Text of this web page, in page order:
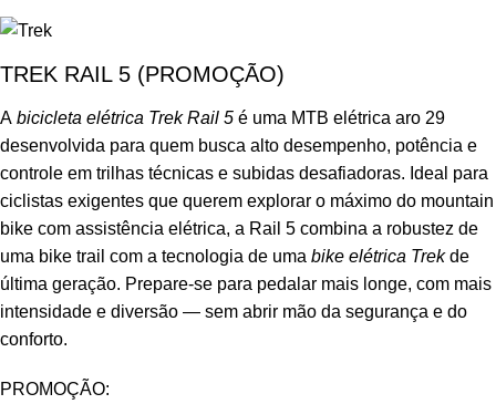
TREK RAIL 5 (PROMOÇÃO)
A bicicleta elétrica Trek Rail 5 é uma MTB elétrica aro 29
desenvolvida para quem busca alto desempenho, potência e
controle em trilhas técnicas e subidas desafiadoras. Ideal para
ciclistas exigentes que querem explorar o máximo do mountain
bike com assistência elétrica, a Rail 5 combina a robustez de
uma bike trail com a tecnologia de uma bike elétrica Trekde
última geração. Prepare-se para pedalar mais longe, com mais
intensidade e diversão — sem abrir mão da segurança e do
conforto.
PROMOÇÃO: